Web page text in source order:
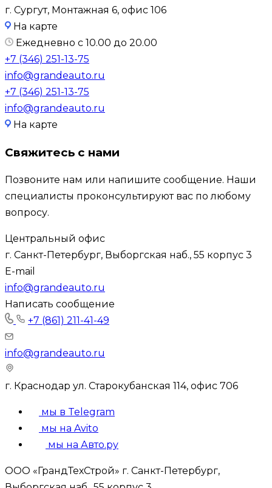
г. Сургут, Монтажная 6, офис 106
На карте
Ежедневно с 10.00 до 20.00
+7 (346) 251-13-75
info@grandeauto.ru
+7 (346) 251-13-75
info@grandeauto.ru
На карте
Свяжитесь с нами
Позвоните нам или напишите сообщение. Наши
специалисты проконсультируют вас по любому
вопросу.
Центральный офис
г. Санкт-Петербург, Выборгская наб., 55 корпус 3
E-mail
info@grandeauto.ru
Написать сообщение
+7 (861) 211-41-49
info@grandeauto.ru
г. Краснодар ул. Старокубанская 114, офис 706
мы в Telegram
мы на Avito
мы на Авто.ру
ООО «ГрандТехСтрой» г. Санкт-Петербург,